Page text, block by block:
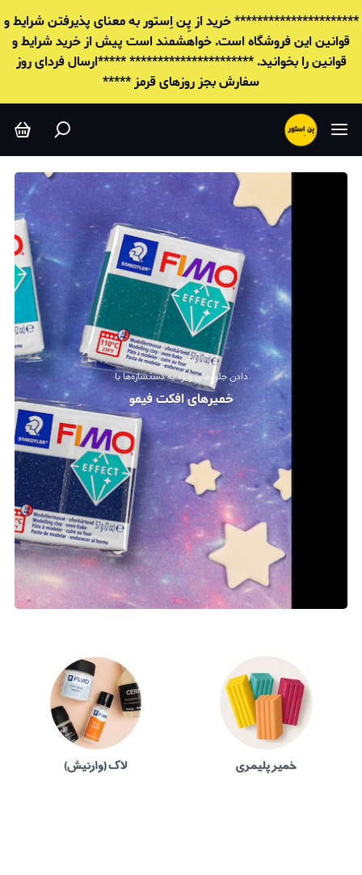
********************** خرید از پِن اِستور به معنای پذیرفتن شرایط و
قوانين این فروشگاه است. خواهشمند است پیش از خرید شرایط و
قوانين را بخوانید. ********************** *****ارسال فردای روز
سفارش بجز روزهای قرمز *****
دادن جلوه‌های ویژه به دستسازه‌ها با
خمیرهای افکت فیمو